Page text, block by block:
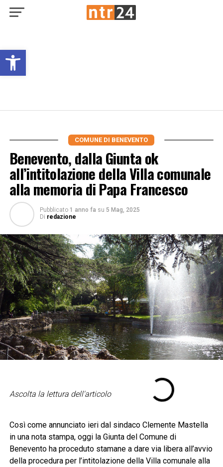
Open toolbar
COMUNE DI BENEVENTO
Benevento, dalla Giunta ok
all’intitolazione della Villa comunale
alla memoria di Papa Francesco
Pubblicato 1 anno fa su 5 Mag, 2025
Di redazione
Ascolta la lettura dell'articolo
Così come annunciato ieri dal sindaco Clemente Mastella
in una nota stampa, oggi la Giunta del Comune di
Benevento ha proceduto stamane a dare via libera all’avvio
della procedura per l’intitolazione della Villa comunale alla